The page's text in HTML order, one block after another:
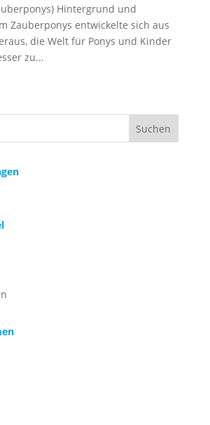
Hintergrund und
Zauberponys entwickelte sich aus
die Welt für Ponys und Kinder
zu...